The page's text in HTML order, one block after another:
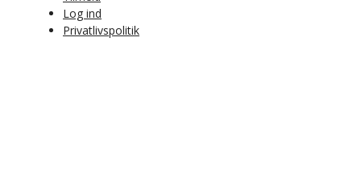
Log ind
Privatlivspolitik